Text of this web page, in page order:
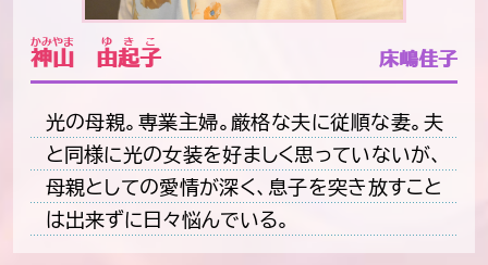
神山
かみやま
由起子
ゆきこ
床嶋佳子
光の母親。専業主婦。厳格な夫に従順な妻。夫
と同様に光の女装を好ましく思っていないが、
母親としての愛情が深く、息子を突き放すこと
は出来ずに日々悩んでいる。